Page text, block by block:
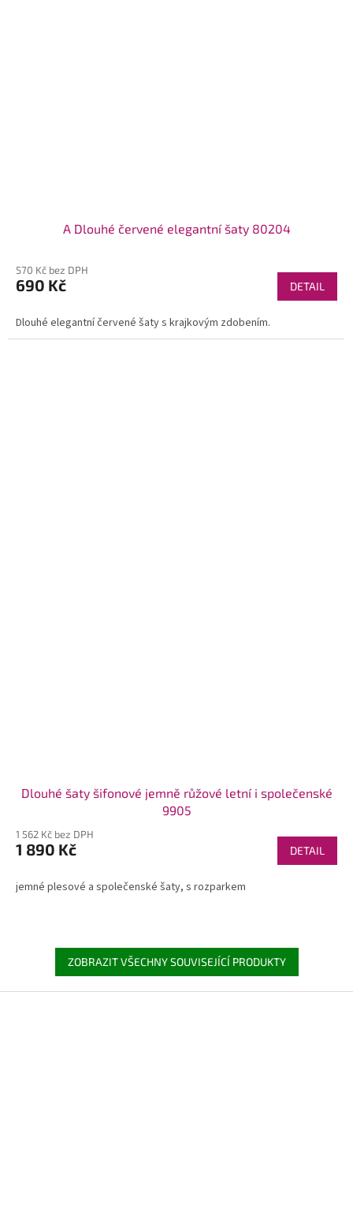
A Dlouhé červené elegantní šaty 80204
570 Kč bez DPH
690 Kč DETAIL
Dlouhé elegantní červené šaty s krajkovým zdobením.
Dlouhé šaty šifonové jemně růžové letní i společenské
9905
1 562 Kč bez DPH
1 890 Kč DETAIL
jemné plesové a společenské šaty, s rozparkem
ZOBRAZIT VŠECHNY SOUVISEJÍCÍ PRODUKTY